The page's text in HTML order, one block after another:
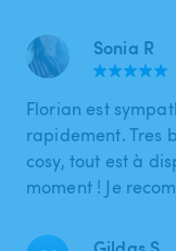
Sonia R
Florian est
rapidement. Tres
cosy, tout est à
moment ! Je